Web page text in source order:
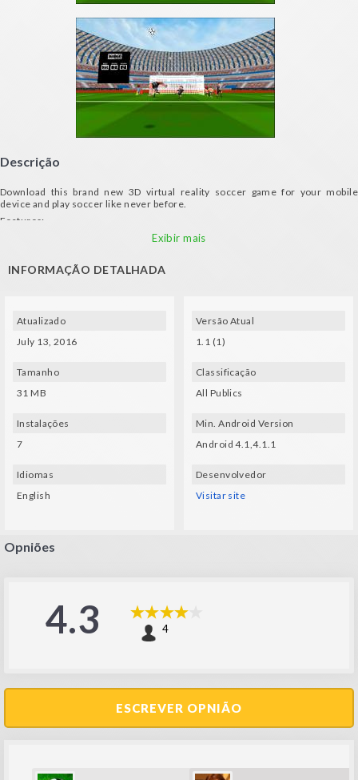
Descrição
Download this brand new 3D virtual reality soccer game for your mobile
device and play soccer like never before.
Features:
- Nice style cartoon player and stadium designs
only balls!
Exibir mais
INFORMAÇÃO DETALHADA
Atualizado
July 13, 2016
Tamanho
31 MB
Instalações
7
Idiomas
English
Versão Atual
1.1 (1)
Classificação
All Publics
Min. Android Version
Android 4.1,4.1.1
Desenvolvedor
Visitar site
Opniões
4.3 4
ESCREVER OPNIÃO